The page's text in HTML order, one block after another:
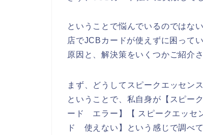
ということで悩んでいるのではな
店でJCBカードが使えずに困って
原因と、解決策をいくつかご紹介
まず、どうしてスピークエッセン
ということで、私自身が【スピー
ード エラー】【 スピークエッセ
ド 使えない】という感じで調べて